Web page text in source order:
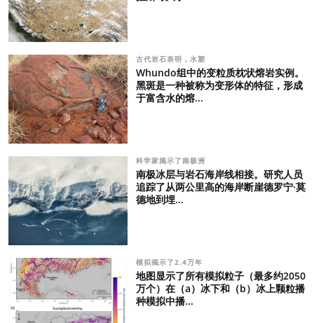
古代岩石表明，水塑
Whundo组中的变粒质枕状熔岩实例。
黑斑是一种被称为变形体的特征，形成
于富含水的熔...
科学家揭示了南极洲
南极冰层与岩石海岸线相接。研究人员
追踪了从两公里高的海岸断崖德罗宁·莫
德地到埋...
模拟揭示了2.4万年
地图显示了所有模拟粒子（最多约2050
万个）在（a）冰下和（b）冰上颗粒播
种模拟中播...